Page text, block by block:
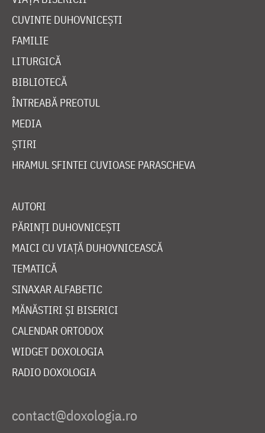
CUVINTE DUHOVNICEȘTI
FAMILIE
LITURGICĂ
BIBLIOTECĂ
ÎNTREABĂ PREOTUL
MEDIA
ȘTIRI
HRAMUL SFINTEI CUVIOASE PARASCHEVA
AUTORI
PĂRINȚI DUHOVNICEȘTI
MAICI CU VIAȚĂ DUHOVNICEASCĂ
TEMATICĂ
SINAXAR ALFABETIC
MĂNĂSTIRI ȘI BISERICI
CALENDAR ORTODOX
WIDGET DOXOLOGIA
RADIO DOXOLOGIA